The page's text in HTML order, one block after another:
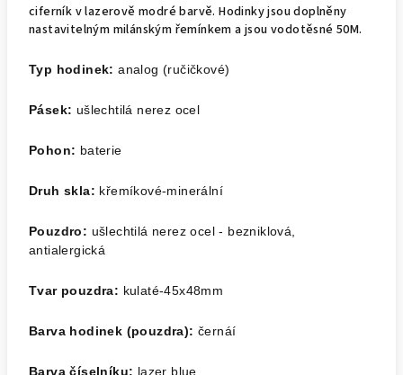
ciferník v lazerově modré barvě. Hodinky jsou doplněny
nastavitelným milánským řemínkem a jsou vodotěsné 50M.
Typ hodinek: analog (ručičkové)
Pásek: ušlechtilá nerez ocel
Pohon: baterie
Druh skla: křemíkové-minerální
Pouzdro: ušlechtilá nerez ocel - bezniklová,
antialergická
Tvar pouzdra: kulaté-45x48mm
Barva hodinek (pouzdra): černáí
Barva číselníku: lazer blue